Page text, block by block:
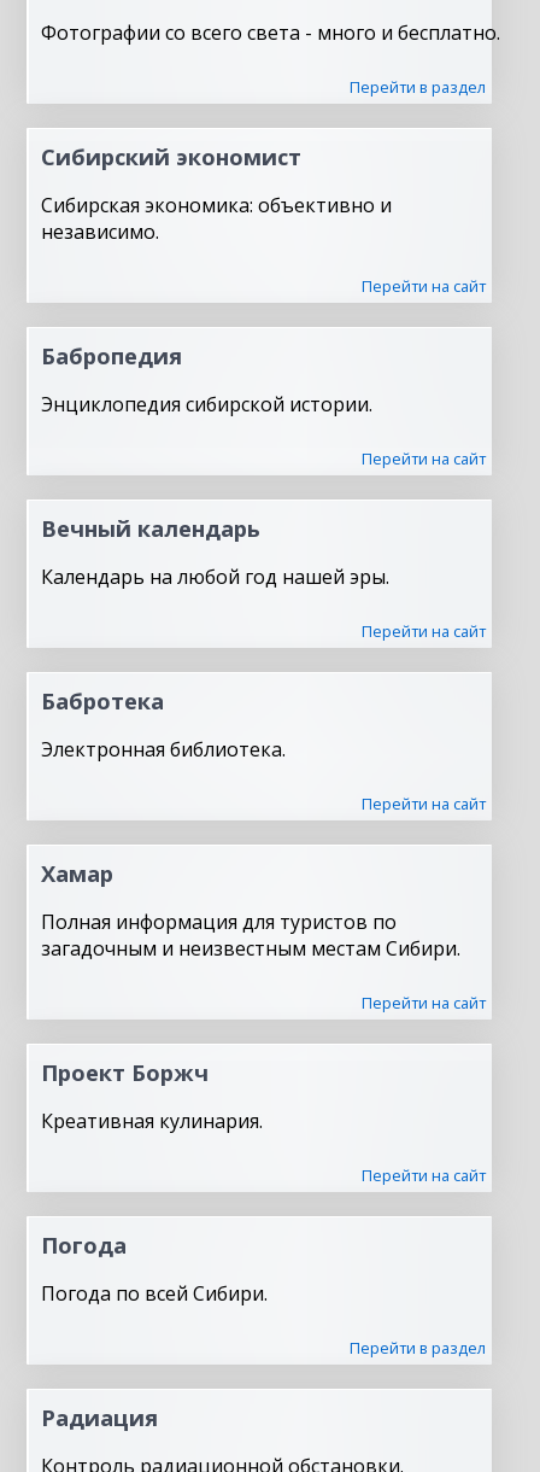
Фотографии со всего света - много и бесплатно.
Перейти в раздел
Сибирский экономист
Сибирская экономика: объективно и
независимо.
Перейти на сайт
Бабропедия
Энциклопедия сибирской истории.
Перейти на сайт
Вечный календарь
Календарь на любой год нашей эры.
Перейти на сайт
Бабротека
Электронная библиотека.
Перейти на сайт
Хамар
Полная информация для туристов по
загадочным и неизвестным местам Сибири.
Перейти на сайт
Проект Боржч
Креативная кулинария.
Перейти на сайт
Погода
Погода по всей Сибири.
Перейти в раздел
Радиация
Контроль радиационной обстановки.